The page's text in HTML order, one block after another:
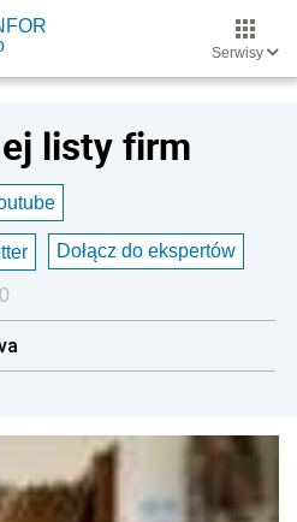
Serwisy
listy firm
Dołącz do ekspertów